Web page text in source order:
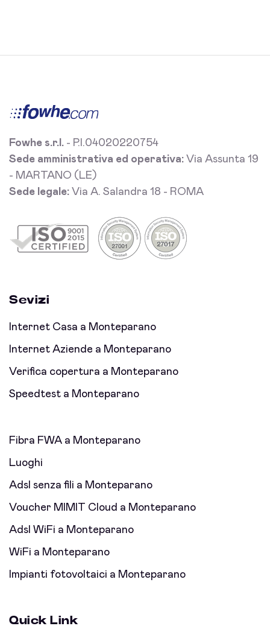
Fowhe s.r.l. - P.I.04020220754
Sede amministrativa ed operativa: Via Assunta 19
- MARTANO (LE)
Sede legale: Via A. Salandra 18 - ROMA
Sevizi
Internet Casa a Monteparano
Internet Aziende a Monteparano
Verifica copertura a Monteparano
Speedtest a Monteparano
Fibra FWA a Monteparano
Luoghi
Adsl senza fili a Monteparano
Voucher MIMIT Cloud a Monteparano
Adsl WiFi a Monteparano
WiFi a Monteparano
Impianti fotovoltaici a Monteparano
Quick Link